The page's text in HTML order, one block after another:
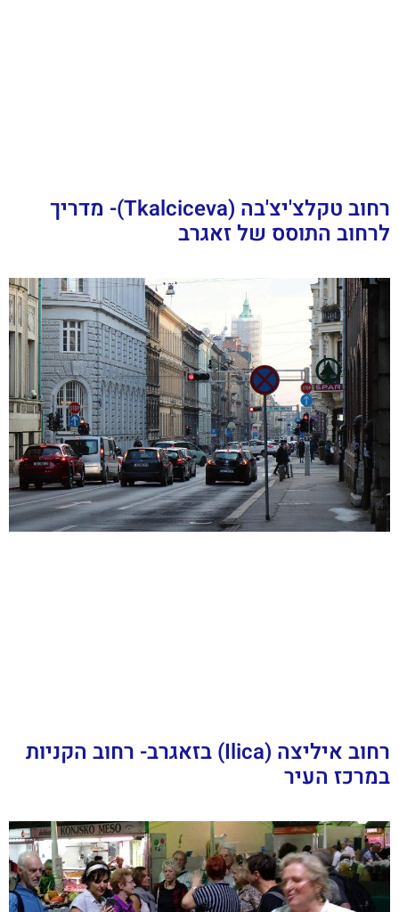
רחוב טקלצ'יצ'בה (Tkalciceva)- מדריך
לרחוב התוסס של זאגרב
רחוב איליצה (Ilica) בזאגרב- רחוב הקניות
במרכז העיר